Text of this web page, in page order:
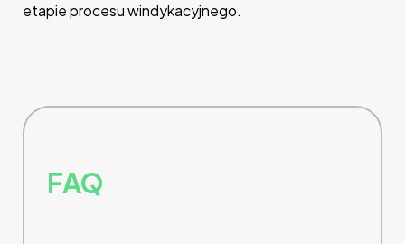
etapie procesu windykacyjnego.
FAQ